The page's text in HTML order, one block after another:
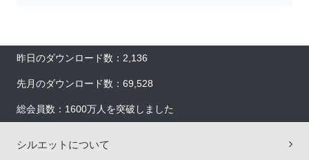
昨日のダウンロード数：2,136
先月のダウンロード数：69,528
総会員数：1600万人を突破しました
シルエットについて